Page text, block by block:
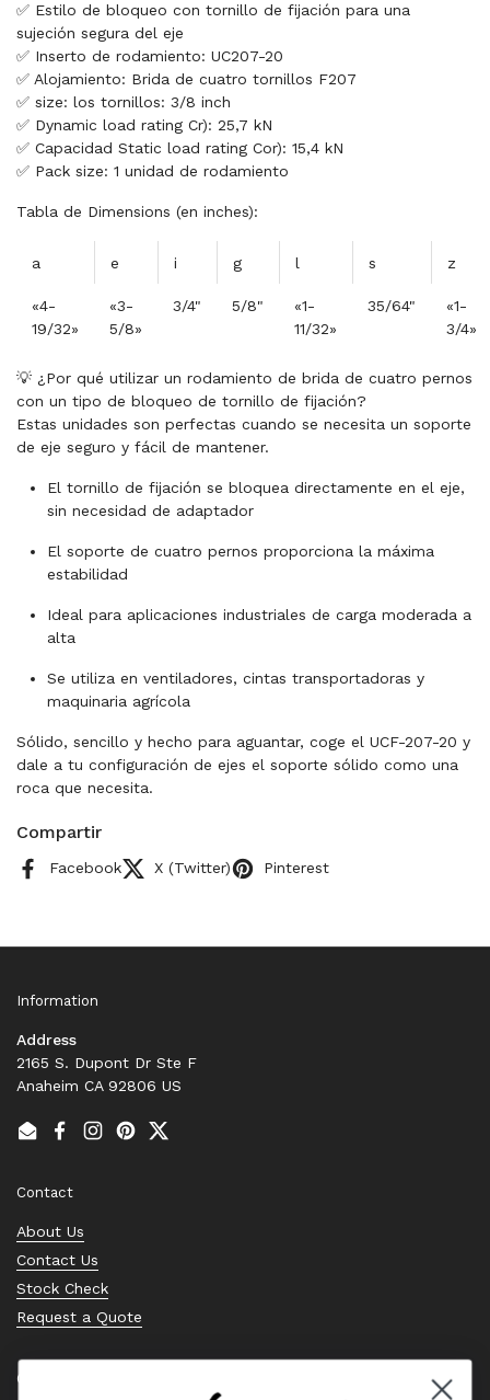
✅ Estilo de bloqueo con tornillo de fijación para una
sujeción segura del eje
✅ Inserto de rodamiento: UC207-20
✅ Alojamiento: Brida de cuatro tornillos F207
✅ size: los tornillos: 3/8 inch
✅ Dynamic load rating Cr): 25,7 kN
✅ Capacidad Static load rating Cor): 15,4 kN
✅ Pack size: 1 unidad de rodamiento
Tabla de Dimensions (en inches):
a e i g l s z
«4-
19/32»
«3-
5/8»
3/4" 5/8"
«1-
11/32»
35/64"
«1-
3/4»
💡 ¿Por qué utilizar un rodamiento de brida de cuatro pernos
con un tipo de bloqueo de tornillo de fijación?
Estas unidades son perfectas cuando se necesita un soporte
de eje seguro y fácil de mantener.
El tornillo de fijación se bloquea directamente en el eje,
sin necesidad de adaptador
El soporte de cuatro pernos proporciona la máxima
estabilidad
Ideal para aplicaciones industriales de carga moderada a
alta
Se utiliza en ventiladores, cintas transportadoras y
maquinaria agrícola
Sólido, sencillo y hecho para aguantar, coge el UCF-207-20 y
dale a tu configuración de ejes el soporte sólido como una
roca que necesita.
Compartir
Facebook X (Twitter) Pinterest
Information
Address
2165 S. Dupont Dr Ste F
Anaheim CA 92806 US
EmailFacebook
Instagram
PinterestTwitter
Contact
About Us
Contact Us
Stock Check
Request a Quote
Quick links